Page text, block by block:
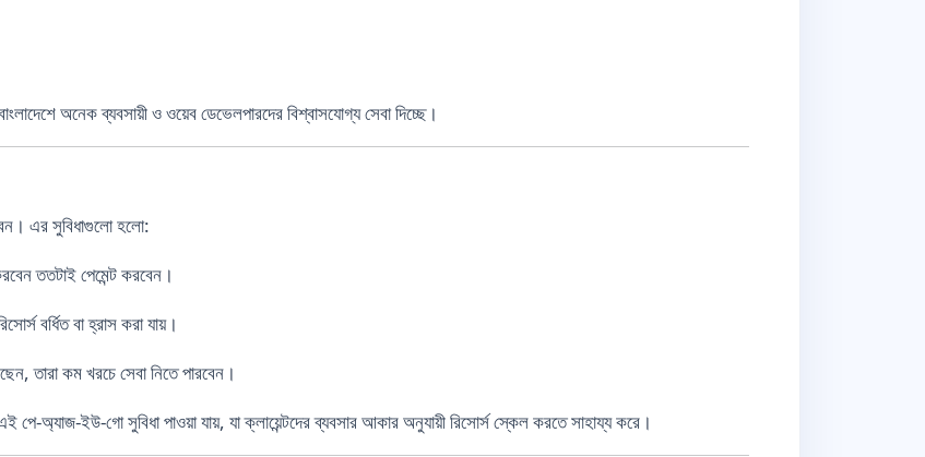
অনেক ব্যবসায়ী ও ওয়েব ডেভেলপারদের বিশ্বাসযোগ্য সেবা দিচ্ছে।
এর সুবিধাগুলো হলো:
ততটাই পেমেন্ট করবেন।
বর্ধিত বা হ্রাস করা যায়।
তারা কম খরচে সেবা নিতে পারবেন।
পে-অ্যাজ-ইউ-গো সুবিধা পাওয়া যায়, যা ক্লায়েন্টদের ব্যবসার আকার অনুযায়ী রিসোর্স স্কেল করতে সাহায্য করে।